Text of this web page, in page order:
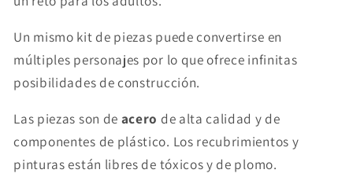
Un mismo kit de piezas puede convertirse en
múltiples personajes por lo que ofrece infinitas
posibilidades de construcción.
Las piezas son de acero de alta calidad y de
componentes de plástico. Los recubrimientos y
pinturas están libres de tóxicos y de plomo.